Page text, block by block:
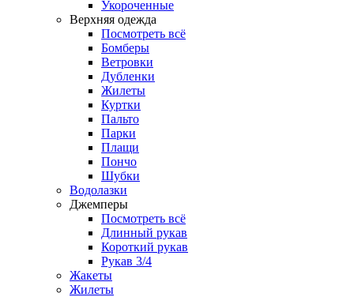
Укороченные
Верхняя одежда
Посмотреть всё
Бомберы
Ветровки
Дубленки
Жилеты
Куртки
Пальто
Парки
Плащи
Пончо
Шубки
Водолазки
Джемперы
Посмотреть всё
Длинный рукав
Короткий рукав
Рукав 3/4
Жакеты
Жилеты